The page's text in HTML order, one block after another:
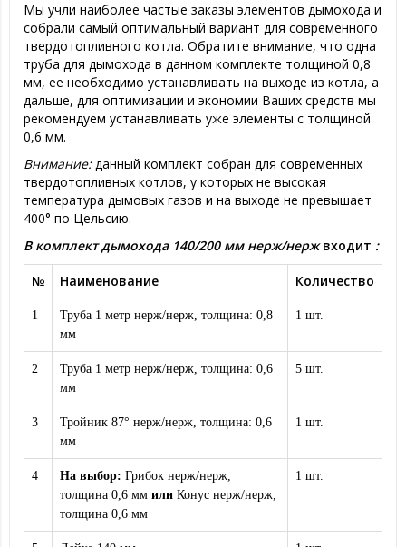
Мы учли наиболее частые заказы элементов дымохода и
собрали самый оптимальный вариант для современного
твердотопливного котла. Обратите внимание, что одна
труба для дымохода в данном комплекте толщиной 0,8
мм, ее необходимо устанавливать на выходе из котла, а
дальше, для оптимизации и экономии Ваших средств мы
рекомендуем устанавливать уже элементы с толщиной
0,6 мм.
Внимание:данный комплект собран для современных
твердотопливных котлов, у которых не высокая
температура дымовых газов и на выходе не превышает
400° по Цельсию.
В комплект дымохода 140/200 мм нерж/нержвходит :
№ Наименование Количество
1
Труба 1 метр нерж/нерж, толщина: 0,8
мм
1 шт.
2
Труба 1 метр нерж/нерж, толщина: 0,6
мм
5 шт.
3
Тройник 87° нерж/нерж, толщина: 0,6
мм
1 шт.
4 На выбор: Грибок нерж/нерж,
толщина 0,6 мм или Конус нерж/нерж,
толщина 0,6 мм
1 шт.